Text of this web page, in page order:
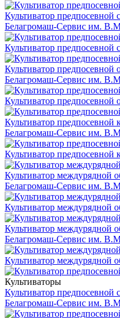
Культиватор
Белагромаш-Сервис им.
Культиватор
Культиватор
Белагромаш-Сервис им.
Культиватор
Культиватор
Белагромаш-Сервис им.
Культиватор
Культиватор междурядной
Белагромаш-Сервис им.
Культиватор междурядной
Культиватор междурядной
Белагромаш-Сервис им.
Культиватор междурядной
Культиваторы
Культиватор
Белагромаш-Сервис им.